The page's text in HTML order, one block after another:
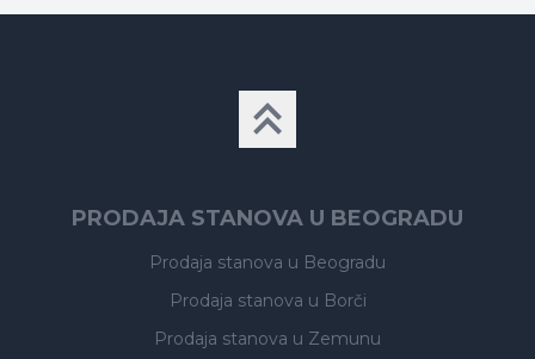
PRODAJA STANOVA U BEOGRADU
Prodaja stanova u Beogradu
Prodaja stanova u Borči
Prodaja stanova u Zemunu